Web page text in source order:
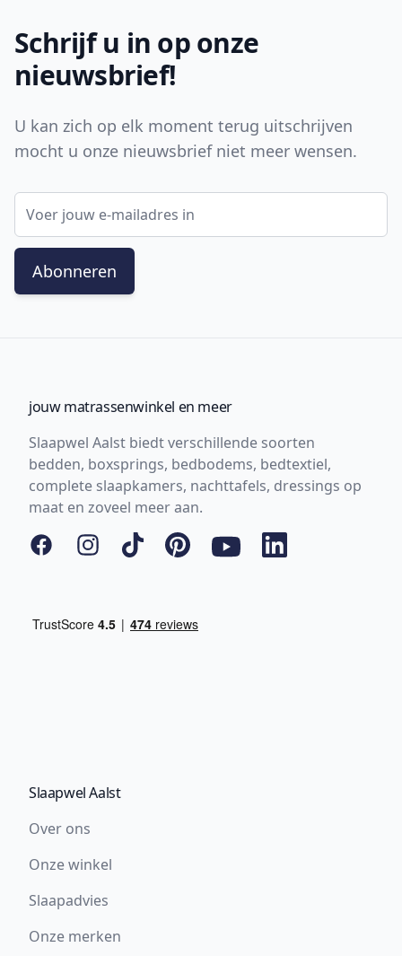
Schrijf u in op onze
nieuwsbrief!
U kan zich op elk moment terug uitschrijven
mocht u onze nieuwsbrief niet meer wensen.
E-mail adres
Abonneren
jouw matrassenwinkel en meer
Slaapwel Aalst biedt verschillende soorten
bedden, boxsprings, bedbodems, bedtextiel,
complete slaapkamers, nachttafels, dressings op
maat en zoveel meer aan.
FacebookInstagram
Tiktok PinterestYouTubeLinkedIn
Slaapwel Aalst
Over ons
Onze winkel
Slaapadvies
Onze merken